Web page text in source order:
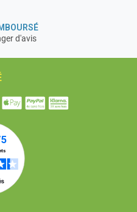
d'avis